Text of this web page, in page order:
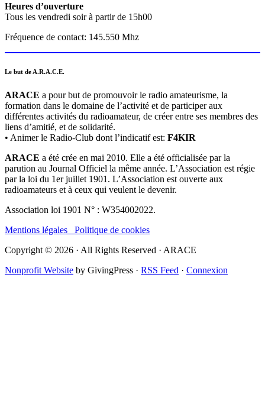
Heures d’ouverture
Tous les vendredi soir à partir de 15h00
Fréquence de contact: 145.550 Mhz
Le but de A.R.A.C.E.
ARACE a pour but de promouvoir le radio amateurisme, la
formation dans le domaine de l’activité et de participer aux
différentes activités du radioamateur, de créer entre ses membres des
liens d’amitié, et de solidarité.
• Animer le Radio-Club dont l’indicatif est: F4KIR
ARACE a été crée en mai 2010. Elle a été officialisée par la
parution au Journal Officiel la même année. L’Association est régie
par la loi du 1er juillet 1901. L’Association est ouverte aux
radioamateurs et à ceux qui veulent le devenir.
Association loi 1901 N° : W354002022.
Mentions légales Politique de cookies
Copyright © 2026 · All Rights Reserved · ARACE
Nonprofit Website by GivingPress · RSS Feed · Connexion